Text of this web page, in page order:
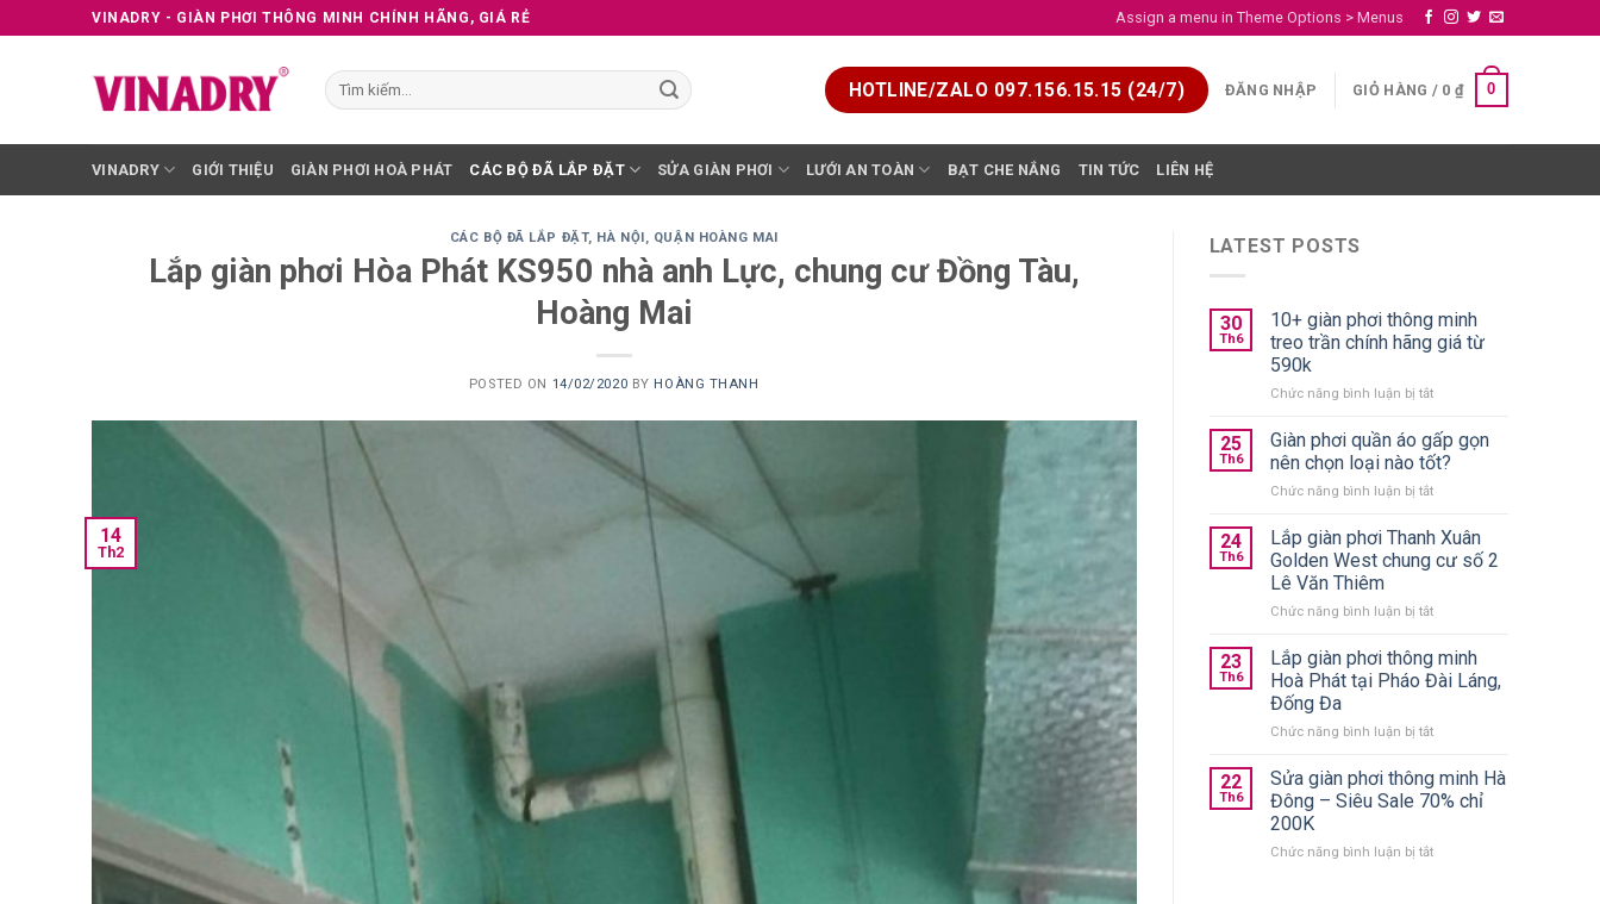
to
VINADRY - GIÀN PHƠI THÔNG MINH CHÍNH HÃNG, GIÁ RẺ Assign a menu in Theme Options > Menus
Tìm
kiếm:
HOTLINE/ZALO 097.156.15.15 (24/7) ĐĂNG NHẬP GIỎ HÀNG / 0 ₫ 0
VINADRY GIỚI THIỆU GIÀN PHƠI HOÀ PHÁT CÁC BỘ ĐÃ LẮP ĐẶT SỬA GIÀN PHƠI LƯỚI AN TOÀN BẠT CHE NẮNG TIN TỨC LIÊN HỆ
CÁC BỘ ĐÃ LẮP ĐẶT, HÀ NỘI, QUẬN HOÀNG MAI
Lắp giàn phơi Hòa Phát KS950 nhà anh Lực, chung cư Đồng Tàu,
Hoàng Mai
POSTED ON 14/02/2020 BY HOÀNG THANH
14
Th2
LATEST POSTS
30
Th6
10+ giàn phơi thông minh
treo trần chính hãng giá từ
590k
Chức năng bình luận bị tắtở
giàn
phơi
thông
minh
trần
chính
từ
25
Th6
Giàn phơi quần áo gấp gọn
nên chọn loại nào tốt?
Chức năng bình luận bị tắtở
phơi
áo
gọn
chọn
loại
nào
24
Th6
Lắp giàn phơi Thanh Xuân
Golden West chung cư số 2
Lê Văn Thiêm
Chức năng bình luận bị tắtở
giàn
phơi
Thanh
Golden
chung
cư
số
Lê
23
Th6
Lắp giàn phơi thông minh
Hoà Phát tại Pháo Đài Láng,
Đống Đa
Chức năng bình luận bị tắtở
giàn
phơi
thông
Hoà
22
Th6
Sửa giàn phơi thông minh Hà
Đông – Siêu Sale 70% chỉ
200K
Chức năng bình luận bị tắtở